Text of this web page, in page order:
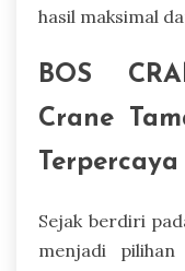
hasil maksimal
BOS
Crane
Sejak berdiri
menjadi